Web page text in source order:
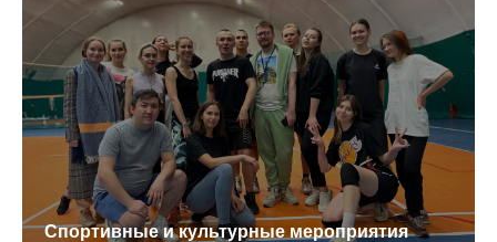
Спортивные и культурные мероприятия